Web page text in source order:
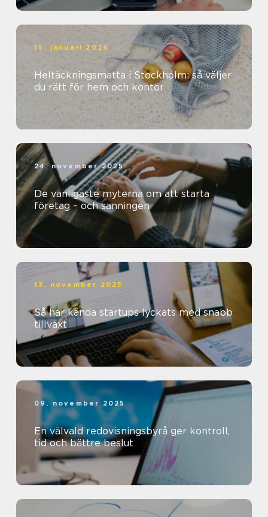
15. januari 2026
Heltäckningsmatta i Stockholm: så väljer
du rätt för hem och kontor
24. november 2025
De vanligaste myterna om att starta
företag – och sanningen
13. november 2025
Så har kända startups lyckats med snabb
tillväxt
09. november 2025
En välvald redovisningsbyrå ger kontroll,
tid och bättre beslut